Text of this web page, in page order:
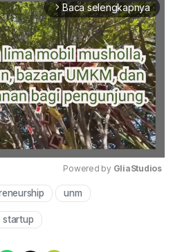
arrow_forward_ios Baca selengkapnya
Powered by GliaStudios
unm
startup